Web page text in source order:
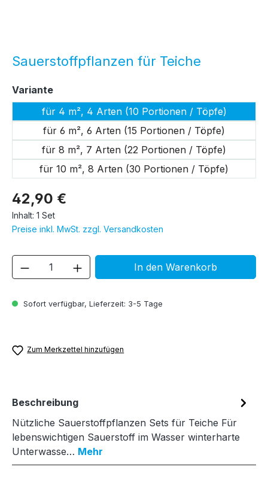
Sauerstoffpflanzen für Teiche
42,90 €
Inhalt: 1 Set
Preise inkl. MwSt. zzgl. Versandkosten
Sofort verfügbar, Lieferzeit: 3-5 Tage
Varianteauswählen
für 4 m², 4 Arten (10 Portionen / Töpfe)
für 6 m², 6 Arten (15 Portionen / Töpfe)
für 8 m², 7 Arten (22 Portionen / Töpfe)
für 10 m², 8 Arten (30 Portionen / Töpfe)
Produkt Anzahl: Gib denIn den Warenkorb
Zum Merkzettel hinzufügen
Beschreibung
Nützliche Sauerstoffpflanzen Sets für Teiche Für
lebenswichtigen Sauerstoff im Wasser winterharte
Unterwasse… Mehr